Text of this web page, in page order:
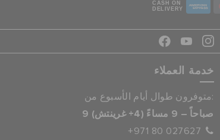
CASH ON
DELIVERY
خدمة العملاء
متوفرون طوال أيام الأسبوع من:
9 صباحاً – 9 مساءً (4+ غرينتش)
+971 80 027627